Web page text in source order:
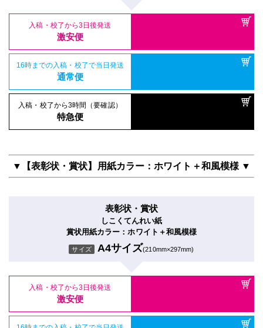
入稿・校了から3日後発送
激安便
16時までの入稿・校了で当日発送
通常便
入稿・校了から3時間（要確認）
特急便
▼【表彰状・賞状】用紙カラー：ホワイト＋和風模様 ▼
表彰状・賞状
しこくてんれい紙
賞状用紙カラー：ホワイト＋和風模様
サイズ A4サイズ(210mm×297mm)
入稿・校了から3日後発送
激安便